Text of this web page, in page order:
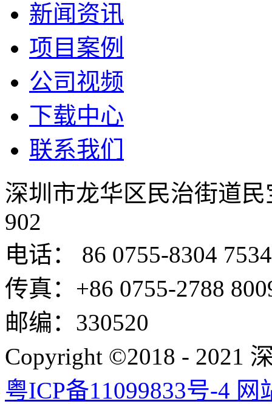
新闻资讯
项目案例
公司视频
下载中心
联系我们
深圳市龙华区民治街道
902
电话： 86 0755-8304 7534
传真：+86 0755-2788
邮编：330520
Copyright ©2018 - 2021
粤ICP备11099833号-4 网